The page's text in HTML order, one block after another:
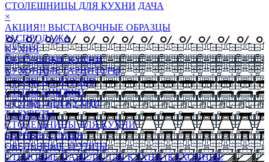
СТОЛЕШНИЦЫ ДЛЯ КУХНИ ДАЧА
×
АКЦИЯ!! ВЫСТАВОЧНЫЕ ОБРАЗЦЫ
РАСПРОДАЖА
КУХНЯ
МОДУЛЬНЫЕ КУХНИ
КУХОННЫЕ ГАРНИТУРЫ
СТОЛЫ НА КУХНЮ
СТОЛЫ КНИЖКИ
СТУЛЬЯ ДЛЯ КУХНИ
ТАБУРЕТЫ
СТОЛЕШНИЦЫ ДЛЯ КУХНИ
БАРНЫЕ СТУЛЬЯ
ОБЕДЕННЫЕ ГРУППЫ
СТЕНОВЫЕ ПАНЕЛИ ДЛЯ КУХНИ (КУХОННЫЕ